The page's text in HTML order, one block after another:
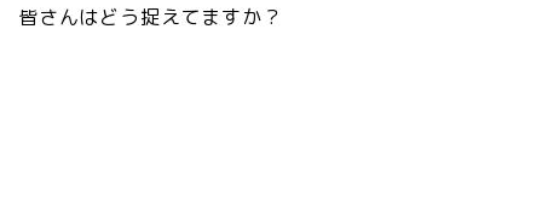
皆さんはどう捉えてますか？